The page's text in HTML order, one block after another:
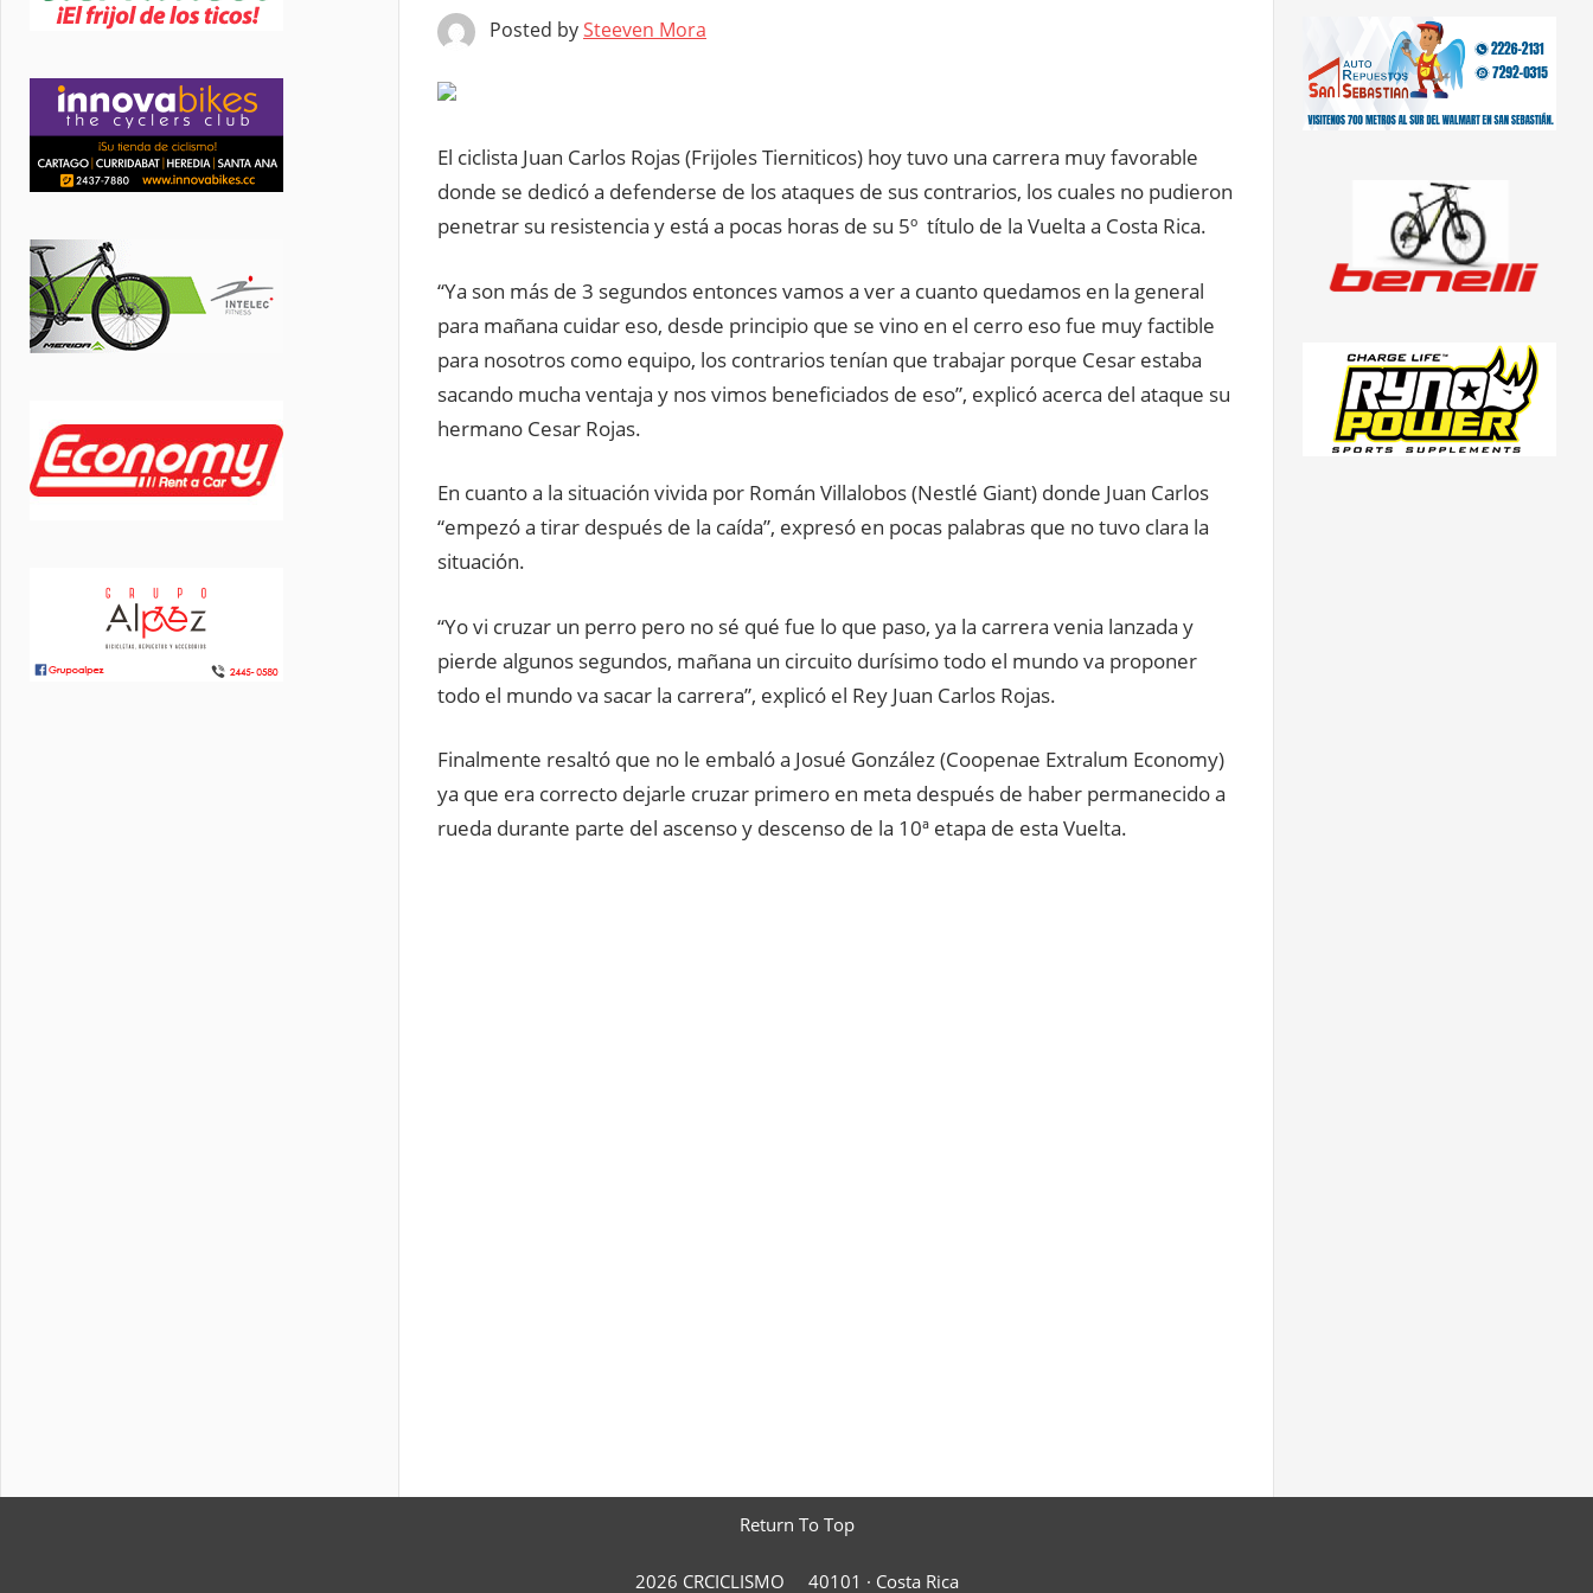
Posted bySteeven Mora
El ciclista Juan Carlos Rojas (Frijoles Tierniticos) hoy tuvo una carrera muy favorable
donde se dedicó a defenderse de los ataques de sus contrarios, los cuales no pudieron
penetrar su resistencia y está a pocas horas de su 5º título de la Vuelta a Costa Rica.
“Ya son más de 3 segundos entonces vamos a ver a cuanto quedamos en la general
para mañana cuidar eso, desde principio que se vino en el cerro eso fue muy factible
para nosotros como equipo, los contrarios tenían que trabajar porque Cesar estaba
sacando mucha ventaja y nos vimos beneficiados de eso”, explicó acerca del ataque su
hermano Cesar Rojas.
En cuanto a la situación vivida por Román Villalobos (Nestlé Giant) donde Juan Carlos
“empezó a tirar después de la caída”, expresó en pocas palabras que no tuvo clara la
situación.
“Yo vi cruzar un perro pero no sé qué fue lo que paso, ya la carrera venia lanzada y
pierde algunos segundos, mañana un circuito durísimo todo el mundo va proponer
todo el mundo va sacar la carrera”, explicó el Rey Juan Carlos Rojas.
Finalmente resaltó que no le embaló a Josué González (Coopenae Extralum Economy)
ya que era correcto dejarle cruzar primero en meta después de haber permanecido a
rueda durante parte del ascenso y descenso de la 10ª etapa de esta Vuelta.
Return To Top
2026 CRCICLISMO 40101 · Costa Rica